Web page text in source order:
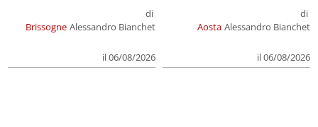
Brissogne
di
Alessandro Bianchet
il 06/08/2026
Aosta
di
Alessandro Bianchet
il 06/08/2026